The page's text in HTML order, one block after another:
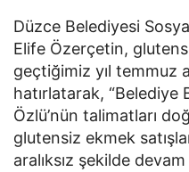
Düzce Belediyesi
Elife Özerçetin,
geçtiğimiz yıl temmuz
hatırlatarak, “Belediye
Özlü’nün talimatları
glutensiz ekmek
aralıksız şekilde